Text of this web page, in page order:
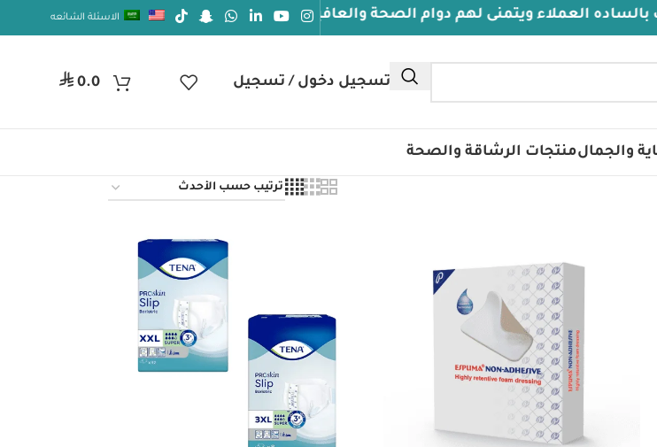
العملاء ويتمنى لهم دوام الصحة والعافيه الاسئلة الشائعه
تسجيل دخول / تسجيل ⃁ 0.0
والجمالمنتجات الرشاقة والصحة